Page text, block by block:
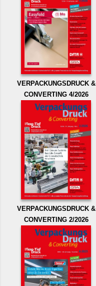
VERPACKUNGSDRUCK &
CONVERTING 4/2026
VERPACKUNGSDRUCK &
CONVERTING 2/2026